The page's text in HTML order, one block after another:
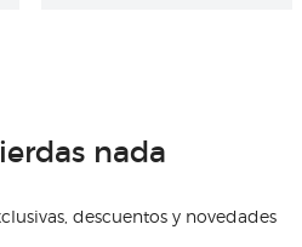
nada
descuentos y novedades